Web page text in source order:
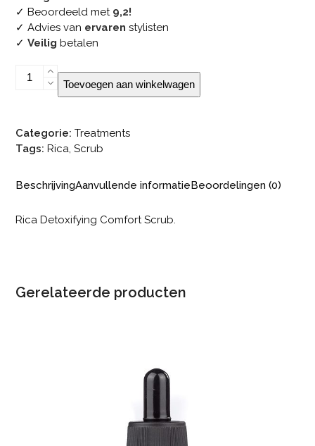
✓ Beoordeeld met 9,2!
✓ Advies van ervaren stylisten
✓Veilig betalen
Rica
Detoxifying
aantal
Toevoegen aan winkelwagen
Categorie: Treatments
Tags: Rica ,Scrub
BeschrijvingAanvullende informatieBeoordelingen (0)
Rica Detoxifying Comfort Scrub.
Gerelateerde producten